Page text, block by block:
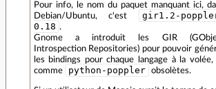
Pour info, le nom du paquet manquant ici,
Debian/Ubuntu, c'est
gir1.2-
0.18 .
Gnome a introduit les GIR
Introspection Repositories) pour pouvoir
les bindings pour chaque langage à la
comme
python-poppler obsolètes.